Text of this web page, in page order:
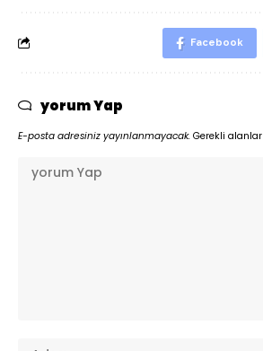
Facebook
yorum Yap
E-posta adresiniz yayınlanmayacak. Gerekli alanlar